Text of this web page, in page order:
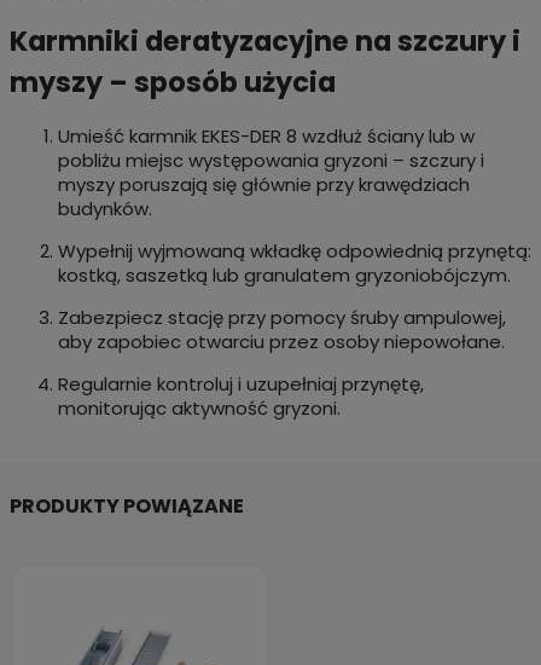
Karmniki deratyzacyjne na szczury i
myszy – sposób użycia
Umieść karmnik EKES-DER 8 wzdłuż ściany lub w
pobliżu miejsc występowania gryzoni – szczury i
myszy poruszają się głównie przy krawędziach
budynków.
Wypełnij wyjmowaną wkładkę odpowiednią przynętą:
kostką, saszetką lub granulatem gryzoniobójczym.
Zabezpiecz stację przy pomocy śruby ampulowej,
aby zapobiec otwarciu przez osoby niepowołane.
Regularnie kontroluj i uzupełniaj przynętę,
monitorując aktywność gryzoni.
PRODUKTY POWIĄZANE